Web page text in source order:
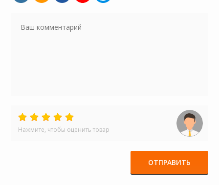
Нажмите, чтобы оценить товар
ОТПРАВИТЬ